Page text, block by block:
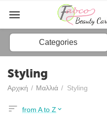
Categories
Styling
Αρχική / Μαλλιά / Styling
from A to Z